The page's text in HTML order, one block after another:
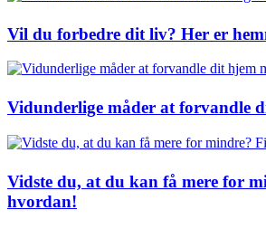
Vil du forbedre dit liv? Her er
Vidunderlige måder at forvandle
Vidste du, at du kan få mere for
hvordan!